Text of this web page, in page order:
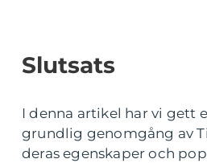
Slutsats
I denna artikel har vi gett
grundlig genomgång av
deras egenskaper och